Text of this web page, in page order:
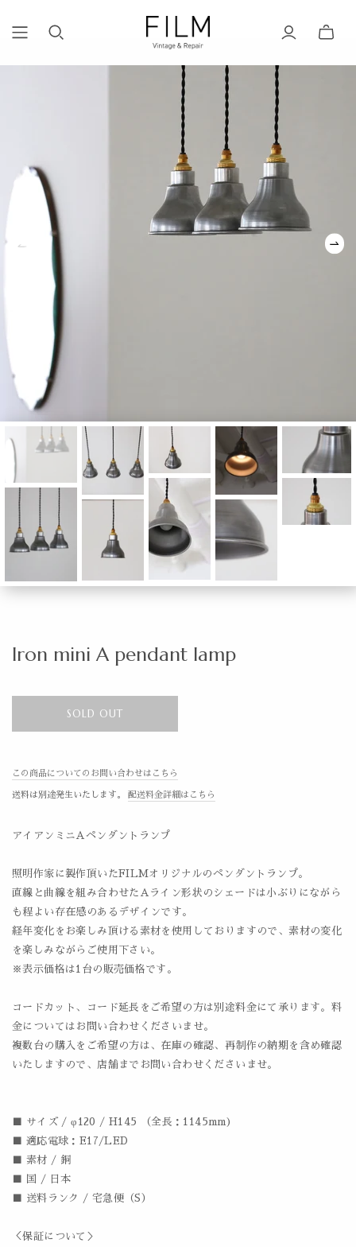
Iron mini A pendant lamp
SOLD OUT
この商品についてのお問い合わせはこちら
送料は別途発生いたします。 配送料金詳細はこちら
アイアンミニAペンダントランプ
照明作家に製作頂いたFILMオリジナルのペンダントランプ。
直線と曲線を組み合わせたAライン形状のシェードは小ぶりにながら
も程よい存在感のあるデザインです。
経年変化をお楽しみ頂ける素材を使用しておりますので、素材の変化
を楽しみながらご使用下さい。
※表示価格は1台の販売価格です。
コードカット、コード延長をご希望の方は別途料金にて承ります。料
金についてはお問い合わせくださいませ。
複数台の購入をご希望の方は、在庫の確認、再制作の納期を含め確認
いたしますので、店舗までお問い合わせくださいませ。
■ サイズ / φ120 / H145 （全長：1145mm)
■ 適応電球：E17/LED
■ 素材 / 銅
■ 国 / 日本
■ 送料ランク / 宅急便（S）
＜保証について＞